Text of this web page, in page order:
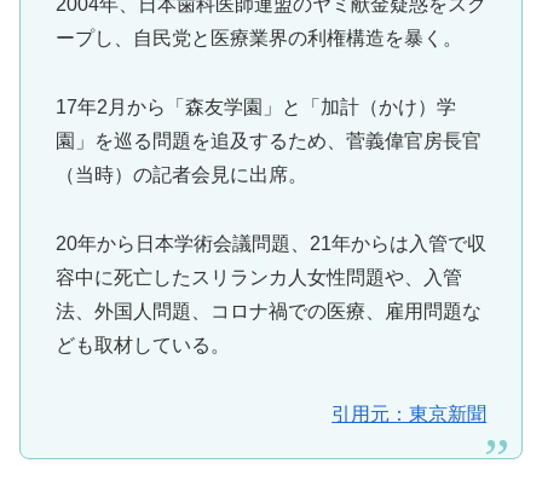
2004年、日本歯科医師連盟のヤミ献金疑惑をスク
ープし、自民党と医療業界の利権構造を暴く。
17年2月から「森友学園」と「加計（かけ）学
園」を巡る問題を追及するため、菅義偉官房長官
（当時）の記者会見に出席。
20年から日本学術会議問題、21年からは入管で収
容中に死亡したスリランカ人女性問題や、入管
法、外国人問題、コロナ禍での医療、雇用問題な
ども取材している。
引用元：東京新聞